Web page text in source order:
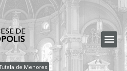
de Menores